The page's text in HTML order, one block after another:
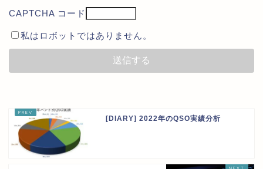
CAPTCHA コード
私はロボットではありません。
[DIARY] 2022年のQSO実績分析